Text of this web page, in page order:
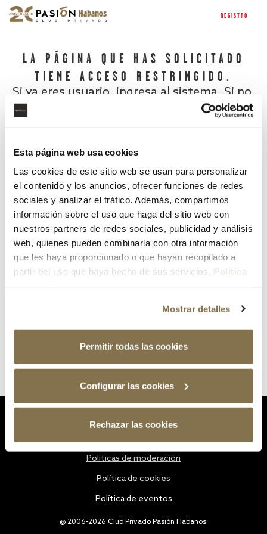
Esta página web usa cookies
Las cookies de este sitio web se usan para personalizar
el contenido y los anuncios, ofrecer funciones de redes
sociales y analizar el tráfico. Además, compartimos
información sobre el uso que haga del sitio web con
nuestros partners de redes sociales, publicidad y análisis
web, quienes pueden combinarla con otra información
que les haya proporcionado o que hayan recopilado a
partir del uso que haya hecho de sus servicios. Política
Mostrar detalles
Permitir todas las cookies
Configurar las cookies
Rechazar las cookies
REGISTRO
LA PÁGINA QUE HAS SOLICITADO
TIENE ACCESO RESTRINGIDO.
Si ya eres usuario, ingresa al sistema. Si no,
¿Has olvidado tu contraseña?
@ 2006-2026 Club Privado Pasión Habanos.
Políticas de moderación
Política de cookies
Política de eventos